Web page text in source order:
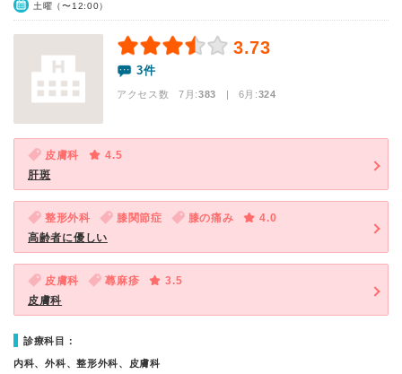
土曜（〜12:00）
3.73
3件
アクセス数 7月:383 | 6月:324
皮膚科
4.5
肝斑
整形外科 膝関節症 膝の痛み
4.0
高齢者に優しい
皮膚科 蕁麻疹
3.5
皮膚科
診療科目：
内科、外科、整形外科、皮膚科